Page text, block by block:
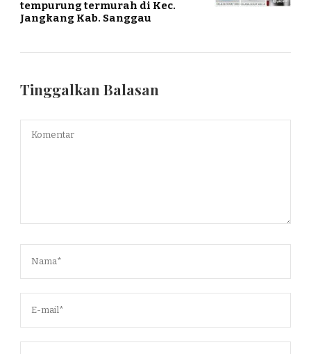
tempurung termurah di Kec.
Jangkang Kab. Sanggau
Tinggalkan Balasan